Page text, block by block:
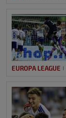
EUROPA LEAGUE